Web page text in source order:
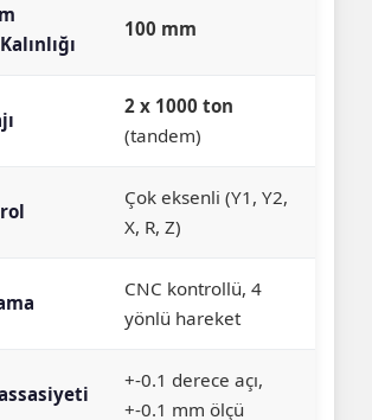
100 mm
2 x 1000 ton
(tandem)
Çok eksenli (Y1, Y2,
X, R, Z)
CNC kontrollü, 4
yönlü hareket
+-0.1 derece açı,
+-0.1 mm ölçü